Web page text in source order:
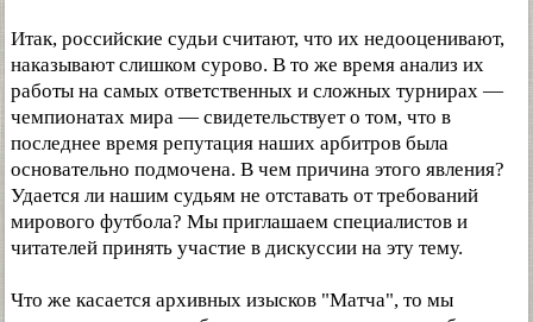
Итак, российские судьи считают, что их недооценивают,
наказывают слишком сурово. В то же время анализ их
работы на самых ответственных и сложных турнирах —
чемпионатах мира — свидетельствует о том, что в
последнее время репутация наших арбитров была
основательно подмочена. В чем причина этого явления?
Удается ли нашим судьям не отставать от требований
мирового футбола? Мы приглашаем специалистов и
читателей принять участие в дискуссии на эту тему.
Что же касается архивных изысков "Матча", то мы